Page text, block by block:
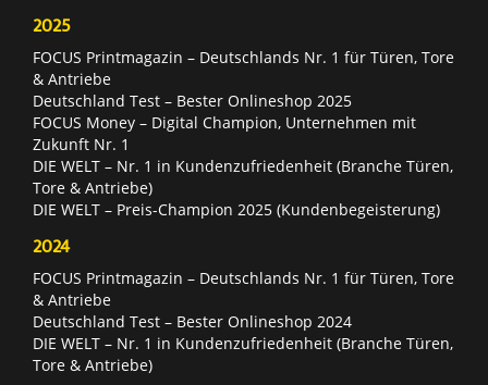
2025
FOCUS Printmagazin – Deutschlands Nr. 1 für Türen, Tore
& Antriebe
Deutschland Test – Bester Onlineshop 2025
FOCUS Money – Digital Champion, Unternehmen mit
Zukunft Nr. 1
DIE WELT – Nr. 1 in Kundenzufriedenheit (Branche Türen,
Tore & Antriebe)
DIE WELT – Preis-Champion 2025 (Kundenbegeisterung)
2024
FOCUS Printmagazin – Deutschlands Nr. 1 für Türen, Tore
& Antriebe
Deutschland Test – Bester Onlineshop 2024
DIE WELT – Nr. 1 in Kundenzufriedenheit (Branche Türen,
Tore & Antriebe)